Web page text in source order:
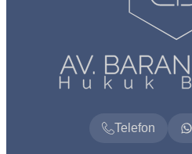
Telefon